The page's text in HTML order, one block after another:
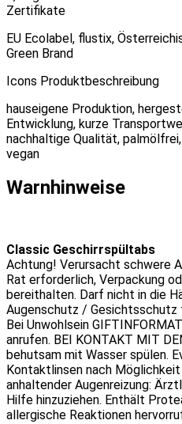
Zertifikate
EU Ecolabel, flustix,
Green Brand
Icons Produktbeschreibung
hauseigene Produktion,
Entwicklung, kurze
nachhaltige Qualität,
vegan
Warnhinweise
Classic Geschirrspültabs
Achtung! Verursacht schwere
Rat erforderlich, Verpackung
bereithalten. Darf nicht in die
Augenschutz / Gesichtsschutz
Bei Unwohlsein
anrufen. BEI KONTAKT MIT
behutsam mit Wasser spülen.
Kontaktlinsen nach
anhaltender Augenreizung:
Hilfe hinzuziehen. Enthält
allergische Reaktionen